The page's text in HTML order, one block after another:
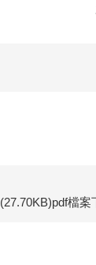
(27.70KB)pdf檔案